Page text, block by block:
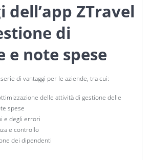
dell’app ZTravel
di
e note spese
serie di vantaggi per le aziende, tra cui:
delle attività di gestione delle
spese
e degli errori
e controllo
dei dipendenti